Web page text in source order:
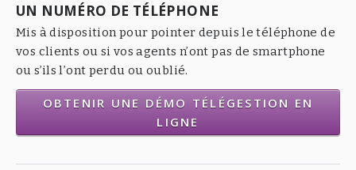
UN NUMÉRO DE TÉLÉPHONE
Mis à disposition pour pointer depuis le téléphone de
vos clients ou si vos agents n’ont pas de smartphone
ou s’ils l’ont perdu ou oublié.
OBTENIR UNE DÉMO TÉLÉGESTION EN
LIGNE